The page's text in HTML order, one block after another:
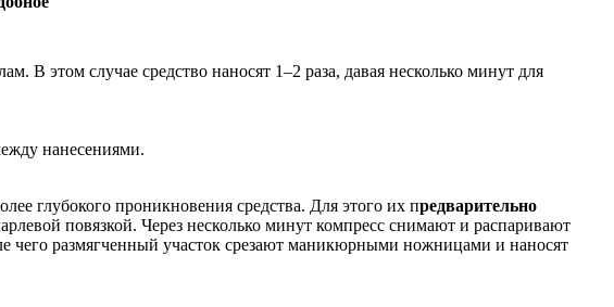
В этом случае средство наносят 1–2 раза, давая несколько минут для
нанесениями.
глубокого проникновения средства. Для этого их предварительно
повязкой. Через несколько минут компресс снимают и распаривают
чего размягченный участок срезают маникюрными ножницами и наносят